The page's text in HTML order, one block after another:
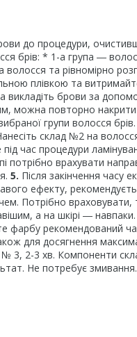
до процедури,
брів: * 1-а група ―
та рівномірно
плівкою та
викладіть брови за
можна повторно
групи волосся
склад №2 на
час процедури
потрібно врахувати
5. Після закінчення часу
ефекту,
Потрібно враховувати,
а на шкірі ―
фарбу рекомендований
для досягнення
№ 3, 2-3 хв. Компоненти
Не потребує змивання.